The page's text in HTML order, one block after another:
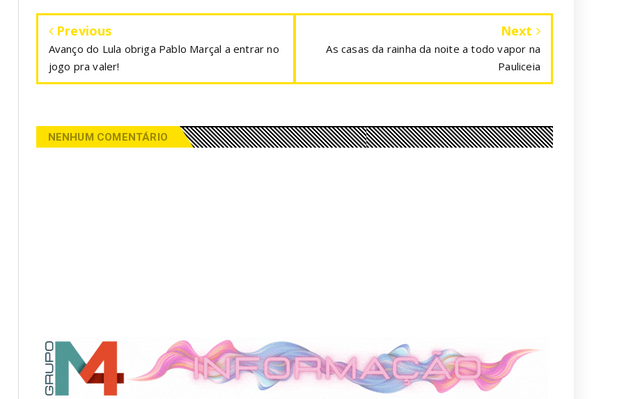
Previous
Avanço do Lula obriga Pablo Marçal a entrar no
jogo pra valer!
Next
As casas da rainha da noite a todo vapor na
Pauliceia
NENHUM COMENTÁRIO